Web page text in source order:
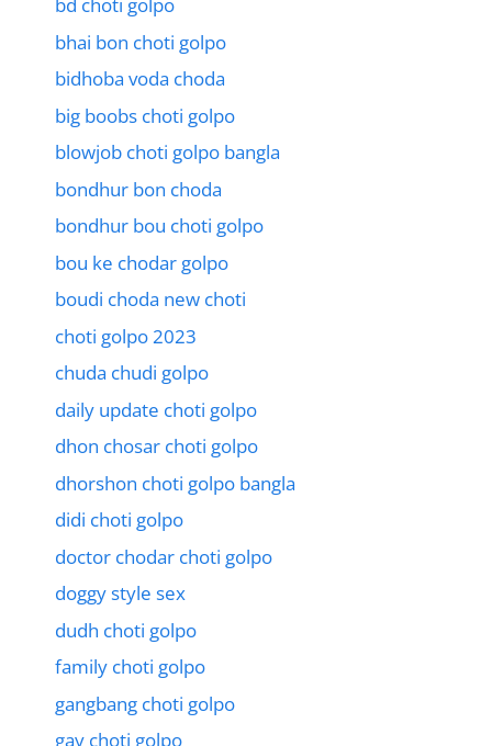
bd choti golpo
bhai bon choti golpo
bidhoba voda choda
big boobs choti golpo
blowjob choti golpo bangla
bondhur bon choda
bondhur bou choti golpo
bou ke chodar golpo
boudi choda new choti
choti golpo 2023
chuda chudi golpo
daily update choti golpo
dhon chosar choti golpo
dhorshon choti golpo bangla
didi choti golpo
doctor chodar choti golpo
doggy style sex
dudh choti golpo
family choti golpo
gangbang choti golpo
gay choti golpo